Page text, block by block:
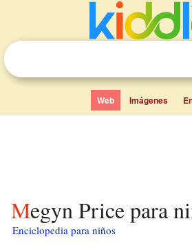
Web Imágenes
Megyn Price para
Enciclopedia para niños